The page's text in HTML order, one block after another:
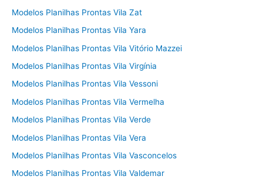
Modelos Planilhas Prontas Vila Zat
Modelos Planilhas Prontas Vila Yara
Modelos Planilhas Prontas Vila Vitório Mazzei
Modelos Planilhas Prontas Vila Virgínia
Modelos Planilhas Prontas Vila Vessoni
Modelos Planilhas Prontas Vila Vermelha
Modelos Planilhas Prontas Vila Verde
Modelos Planilhas Prontas Vila Vera
Modelos Planilhas Prontas Vila Vasconcelos
Modelos Planilhas Prontas Vila Valdemar